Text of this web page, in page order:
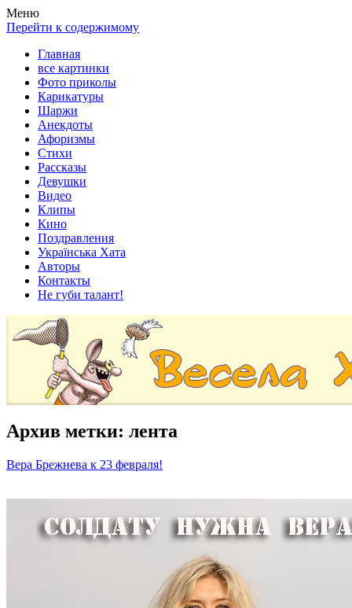
Весела хата — прикольные картинки, смешные истории,
клипы!
Покажем всем ваши фото приколы, карикатуры, шаржи, стихи,
рассказы, видео и песни!
Меню
Перейти к содержимому
Главная
все картинки
Фото приколы
Карикатуры
Шаржи
Анекдоты
Афоризмы
Стихи
Рассказы
Девушки
Видео
Клипы
Кино
Поздравления
Українська Хата
Авторы
Контакты
Не губи талант!
Архив метки: лента
Вера Брежнева к 23 февраля!